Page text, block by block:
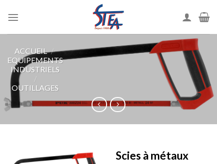
ACCUEIL /
EQUIPEMENTS
INDUSTRIELS
/
OUTILLAGES
Scies à métaux